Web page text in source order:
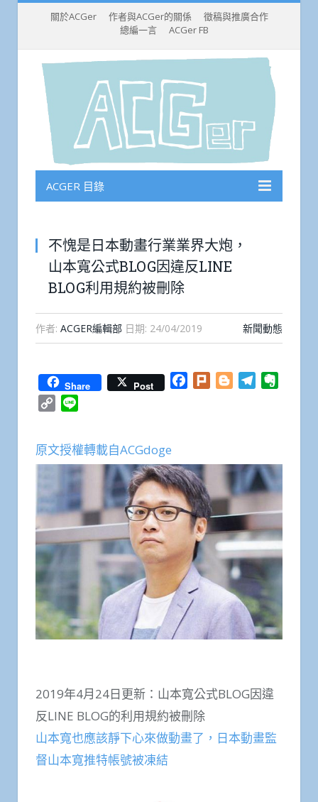
關於ACGer 作者與ACGer的關係
徵稿與推廣合作
總編一言
ACGer FB
ACGER 目錄
不愧是日本動畫行業業界大炮，
山本寬公式BLOG因違反LINE
BLOG利用規約被刪除
作者: ACGER編輯部 日期: 24/04/2019 新聞動態
Share Post Facebook
Plurk BloggerTelegram
Copy
原文授權轉載自ACGdoge
2019年4月24日更新：山本寬公式BLOG因違
反LINE BLOG的利用規約被刪除
山本寬也應該靜下心來做動畫了，日本動畫監
督山本寬推特帳號被凍結